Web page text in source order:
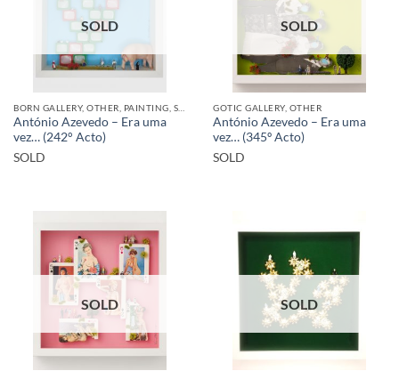
SOLD
António Azevedo – Era uma
vez… (242° Acto)
SOLD
SOLD
GOTIC GALLERY, OTHER
António Azevedo – Era uma
vez… (345º Acto)
SOLD
SOLD SOLD